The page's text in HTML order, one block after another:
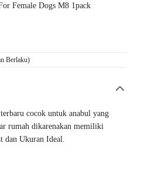
Female Dogs M8 1pack
Berlaku)
cocok untuk anabul yang
rumah dikarenakan memiliki
dan Ukuran Ideal.